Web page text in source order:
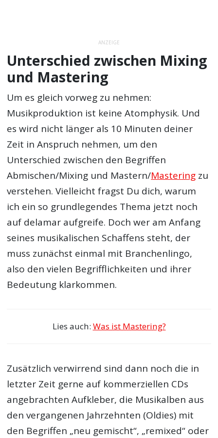
ANZEIGE
Unterschied zwischen Mixing
und Mastering
Um es gleich vorweg zu nehmen:
Musikproduktion ist keine Atomphysik. Und
es wird nicht länger als 10 Minuten deiner
Zeit in Anspruch nehmen, um den
Unterschied zwischen den Begriffen
Abmischen/Mixing und Mastern/Mastering zu
verstehen. Vielleicht fragst Du dich, warum
ich ein so grundlegendes Thema jetzt noch
auf delamar aufgreife. Doch wer am Anfang
seines musikalischen Schaffens steht, der
muss zunächst einmal mit Branchenlingo,
also den vielen Begrifflichkeiten und ihrer
Bedeutung klarkommen.
Lies auch: Was ist Mastering?
Zusätzlich verwirrend sind dann noch die in
letzter Zeit gerne auf kommerziellen CDs
angebrachten Aufkleber, die Musikalben aus
den vergangenen Jahrzehnten (Oldies) mit
den Begriffen „neu gemischt“, „remixed“ oder